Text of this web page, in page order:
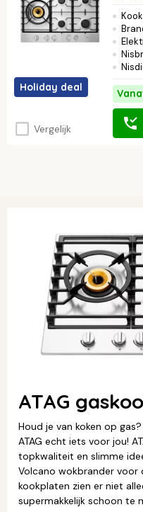
Holiday deal
Vergelijk
ATAG
Houd je van koken op
ATAG echt iets voor jou!
topkwaliteit en slimme
Volcano wokbrander voor
kookplaten zien er niet
supermakkelijk schoon te